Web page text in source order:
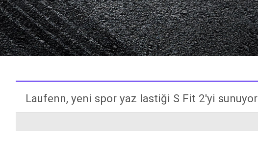
Laufenn, yeni spor yaz lastiği S Fit 2'yi sunuyor